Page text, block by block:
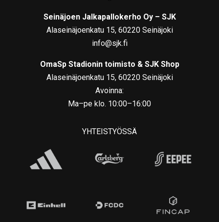
Seinäjoen Jalkapallokerho Oy – SJK
Alaseinäjoenkatu 15, 60220 Seinäjoki
info@sjk.fi
OmaSp Stadionin toimisto & SJK Shop
Alaseinäjoenkatu 15, 60220 Seinäjoki
Avoinna:
Ma–pe klo. 10:00–16:00
YHTEISTYÖSSÄ